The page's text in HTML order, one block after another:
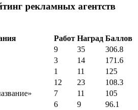
рекламных агентств
Работ Наград Баллов
9 35
306.8
3 14
171.6
1 11
125
12 23
108.3
7 11
105
6 9
96.1